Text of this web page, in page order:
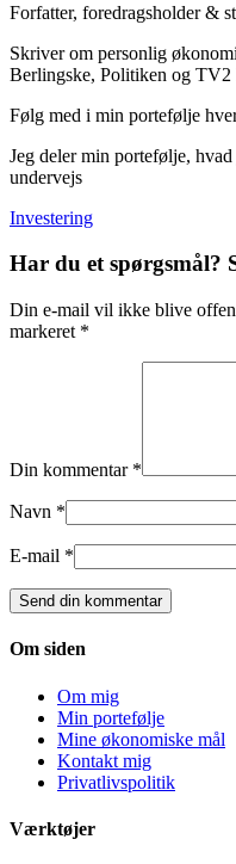
Forfatter, foredragsholder &
Skriver om personlig
Berlingske, Politiken og TV2
Følg med i min portefølje
Jeg deler min portefølje,
undervejs
Investering
Har du et spørgsmål?
Din e-mail vil ikke blive
markeret *
Din kommentar *
Navn *
E-mail *
Om siden
Om mig
Min portefølje
Mine økonomiske mål
Kontakt mig
Privatlivspolitik
Værktøjer